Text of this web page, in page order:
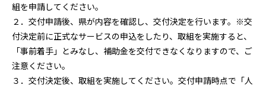
組を申請してください。
２．交付申請後、県が内容を確認し、交付決定を行います。※交
付決定前に正式なサービスの申込をしたり、取組を実施すると、
「事前着手」とみなし、補助金を交付できなくなりますので、ご
注意ください。
３．交付決定後、取組を実施してください。交付申請時点で「人